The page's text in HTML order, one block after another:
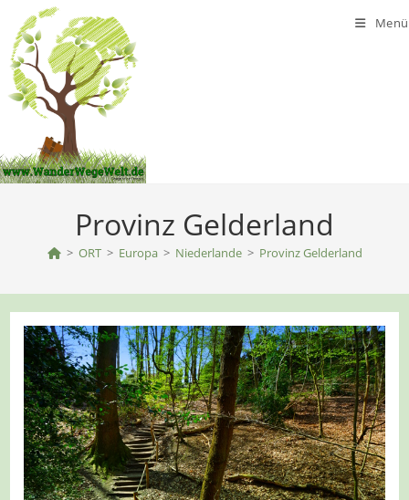
Inhalt
springen
Menü
Provinz Gelderland
> ORT > Europa > Niederlande > Provinz Gelderland